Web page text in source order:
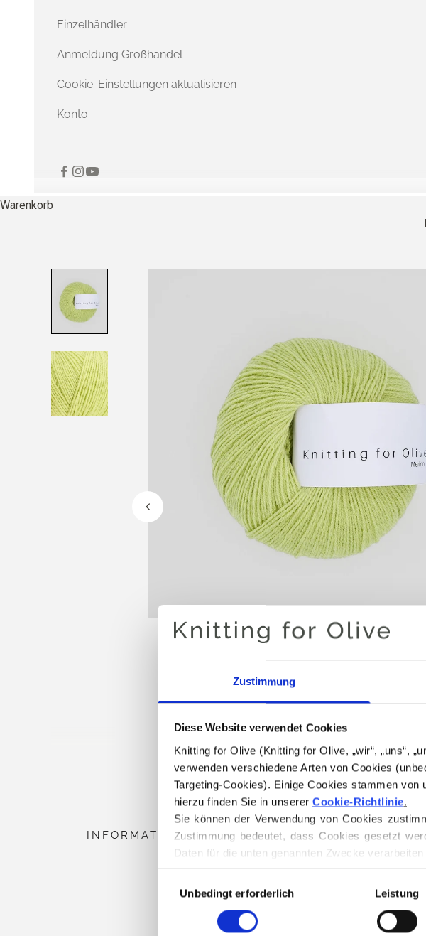
Zustimmung
Diese Website verwendet Cookies
Knitting for Olive (Knitting for Olive, „wir“, „uns“,
verwenden verschiedene Arten von Cookies
Targeting-Cookies). Einige Cookies stammen
hierzu finden Sie in unserer Cookie-Richtlinie.
Sie können der Verwendung von Cookies
Zustimmung bedeutet, dass Cookies gesetzt
Daten für die unten genannten Zwecke verarbeiten
Sie können Ihre Einwilligung jederzeit über
Löschen von Cookies finden.
Unbedingt erforderlich Leistung
Einzelhändler
Anmeldung Großhandel
Cookie-Einstellungen aktualisieren
Konto
Warenkorb
INFORMATIONEN ZUM PRODUKT